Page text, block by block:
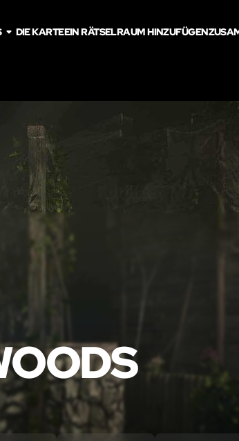
DIE KARTEEIN RÄTSELRAUM HINZUFÜGEN